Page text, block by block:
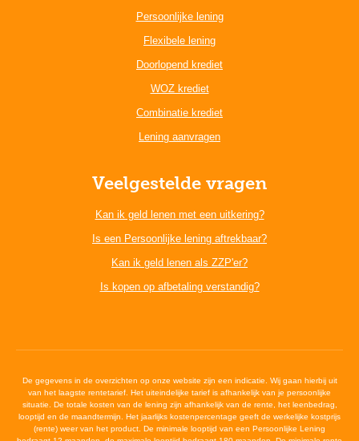
Persoonlijke lening
Flexibele lening
Doorlopend krediet
WOZ krediet
Combinatie krediet
Lening aanvragen
Veelgestelde vragen
Kan ik geld lenen met een uitkering?
Is een Persoonlijke lening aftrekbaar?
Kan ik geld lenen als ZZP'er?
Is kopen op afbetaling verstandig?
De gegevens in de overzichten op onze website zijn een indicatie. Wij gaan hierbij uit
van het laagste rentetarief. Het uiteindelijke tarief is afhankelijk van je persoonlijke
situatie. De totale kosten van de lening zijn afhankelijk van de rente, het leenbedrag,
looptijd en de maandtermijn. Het jaarlijks kostenpercentage geeft de werkelijke kostprijs
(rente) weer van het product. De minimale looptijd van een Persoonlijke Lening